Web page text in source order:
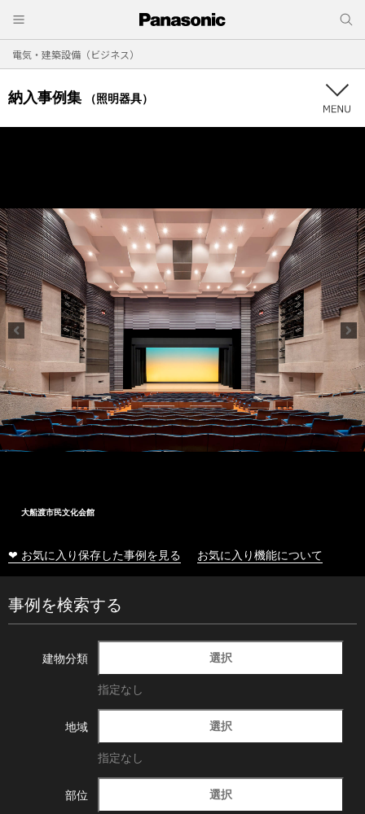
電気・建築設備（ビジネス）
納入事例集 （照明器具）
大船渡市民文化会館
❤ お気に入り保存した事例を見る お気に入り機能について
事例を検索する
建物分類 選択
指定なし
地域 選択
指定なし
部位 選択